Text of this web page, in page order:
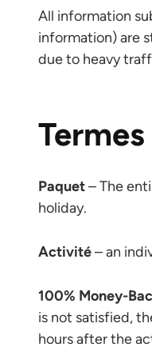
All information
information) are
due to heavy
Paquet– The
holiday.
Activité– an
100% Money-
is not satisfied,
hours after the